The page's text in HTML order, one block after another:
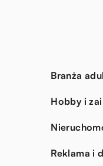
Branża
Hobby i
Reklama i